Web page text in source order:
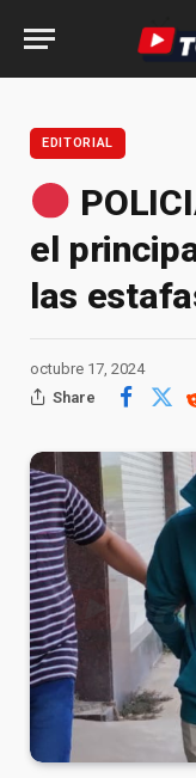
EDITORIAL
el
las
octubre 17, 2024
Share